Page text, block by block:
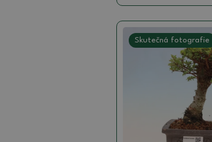
Skutečná fotografie